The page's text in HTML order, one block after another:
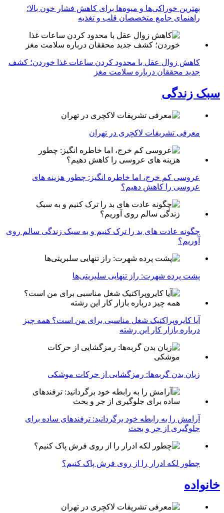
بهترین خوراکی‌ها و میوه‌ها برای کاهش فشار خون بالا؛
راهنمای جامع متخصصان قلب و تغذیه
کاهش زوال عقل با محدود کردن ساعات غذا خوردن؛ کشف
جدید محققان درباره سلامت مغز
سبک زندگی
معرفی تشریفات لاکچری در تهران
عروسی کم خرج، اما خاطره انگیز: چطور هزینه های
عروسی را کاهش دهیم؟
چگونه عادت‌ های بد را ترک کنیم و به سبک زندگی سالم روی
آوریم؟
پشت پرده شهرت: راز تنهایی سلبریتی‌ها
آیا کایروپراکتیک شغل مناسبی برای من است؟ همه چیز
درباره بازار کار این رشته
زبان بدن گربه‌ها: رمزگشایی از حرکات موشکی
آرامش را به رابطه خود برگردانید: ترفندهای ساده برای
جلوگیری از جر و بحث
چطور لکه ادرار را از روی فرش پاک کنیم؟
خانواده